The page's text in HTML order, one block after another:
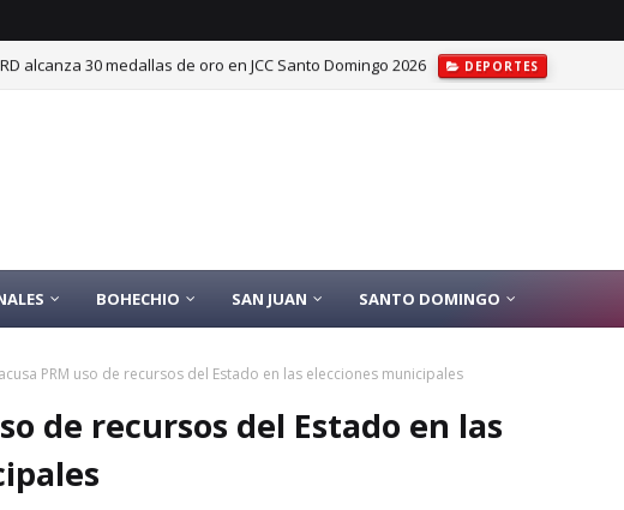
alcanza 30 medallas de oro en JCC Santo Domingo 2026 DEPORTES
BOHECHIO SAN JUAN SANTO DOMINGO
PRM uso de recursos del Estado en las elecciones municipales
de recursos del Estado en las